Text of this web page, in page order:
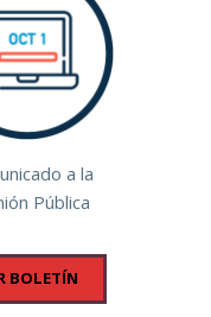
a la
Pública
BOLETÍN